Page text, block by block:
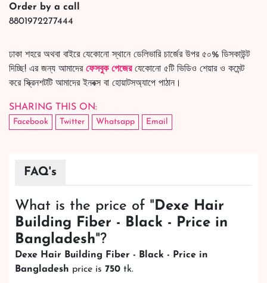
Order by a call
8801972277444
ঢাকা শহরে অথবা বাইরে যেকোনো স্থানে ডেলিভারি চার্জের উপর ৫০% ডিসকাউন্ট
দিচ্ছি! এর জন্য আমাদের ফেসবুক পেজেরযেকোনো ৫টি ভিডিও শেয়ার ও কমেন্ট
করে স্ক্রিনশটটি আমাদের ইনবক্স বা হোয়াটসঅ্যাপে পাঠান।
SHARING THIS ON:
Facebook Twitter Whatsapp Email
FAQ's
What is the price of "Dexe Hair
Building Fiber - Black - Price in
Bangladesh"?
Dexe Hair Building Fiber - Black - Price in
Bangladesh price is 750 tk.